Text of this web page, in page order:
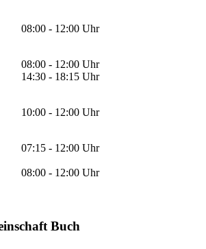
08:00 - 12:00 Uhr
08:00 - 12:00 Uhr
14:30 - 18:15 Uhr
10:00 - 12:00 Uhr
07:15 - 12:00 Uhr
08:00 - 12:00 Uhr
Buch